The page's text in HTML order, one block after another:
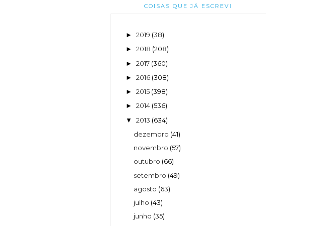
COISAS QUE JÁ ESCREVI
► 2019 (38)
► 2018 (208)
► 2017 (360)
► 2016 (308)
► 2015 (398)
► 2014 (536)
▼ 2013 (634)
dezembro (41)
novembro (57)
outubro (66)
setembro (49)
agosto (63)
julho (43)
junho (35)